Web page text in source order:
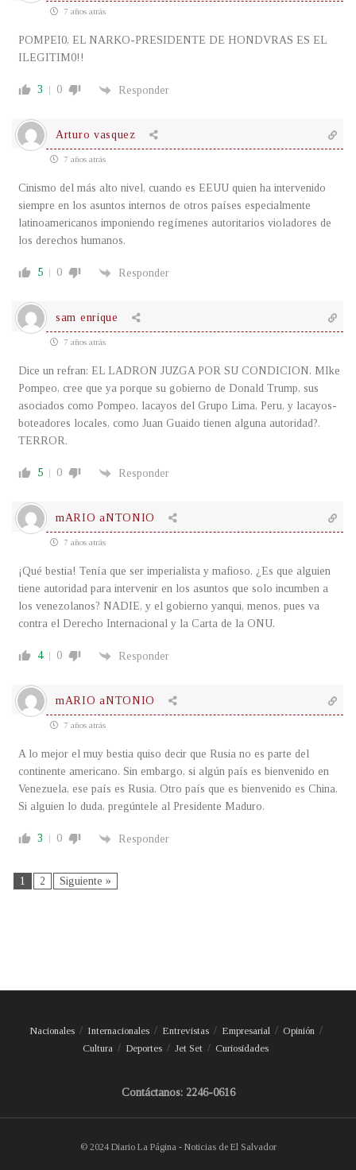
7 años atrás
POMPEI0, EL NARKO-PRESIDENTE DE HONDVRAS ES EL
ILEGITIM0!!
3 0 Responder
Arturo vasquez
7 años atrás
Cinismo del más alto nivel, cuando es EEUU quien ha intervenido
siempre en los asuntos internos de otros países especialmente
latinoamericanos imponiendo regímenes autoritarios violadores de
los derechos humanos.
5 0 Responder
sam enrique
7 años atrás
Dice un refran: EL LADRON JUZGA POR SU CONDICION. MIke
Pompeo, cree que ya porque su gobierno de Donald Trump, sus
asociados como Pompeo, lacayos del Grupo Lima, Peru, y lacayos-
boteadores locales, como Juan Guaido tienen alguna autoridad?.
TERROR.
5 0 Responder
mARIO aNTONIO
7 años atrás
¡Qué bestia! Tenía que ser imperialista y mafioso. ¿Es que alguien
tiene autoridad para intervenir en los asuntos que solo incumben a
los venezolanos? NADIE, y el gobierno yanqui, menos, pues va
contra el Derecho Internacional y la Carta de la ONU.
4 0 Responder
mARIO aNTONIO
7 años atrás
A lo mejor el muy bestia quiso decir que Rusia no es parte del
continente americano. Sin embargo, si algún país es bienvenido en
Venezuela, ese país es Rusia. Otro país que es bienvenido es China.
Si alguien lo duda, pregúntele al Presidente Maduro.
3 0 Responder
1 2 Siguiente »
Nacionales Internacionales Entrevistas Empresarial
Opinión
Cultura
Deportes Jet Set Curiosidades
Contáctanos: 2246-0616
© 2024 Diario La Página - Noticias de El Salvador